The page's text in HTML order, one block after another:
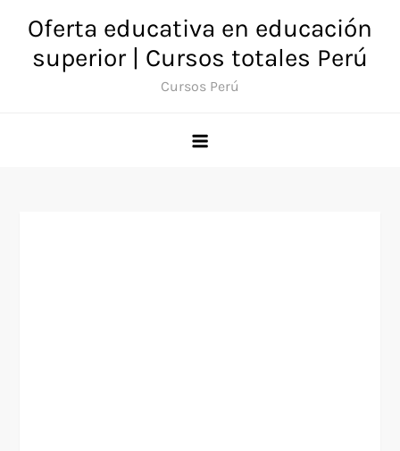
contenido
Oferta educativa en educación
superior | Cursos totales Perú
Cursos Perú